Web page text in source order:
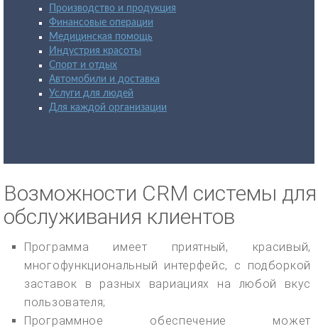
Производство и продукция
Финансовые операции
Медицинская помощь
Индустрия красоты
Спорт и отдых
Автомобили и доставка
Услуги для людей
Для каждой организации
Возможности CRM системы для
обслуживания клиентов
Программа имеет приятный, красивый,
многофункциональный интерфейс, с подборкой
заставок в разных вариациях на любой вкус
пользователя;
Программное обеспечение может